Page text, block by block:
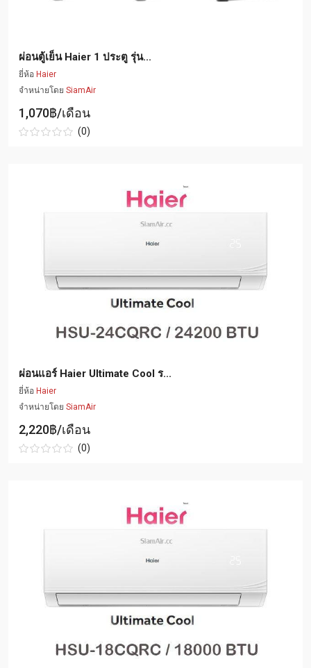
ผ่อนตู้เย็น Haier 1 ประตู รุ่น...
ยี่ห้อ Haier
จำหน่ายโดย SiamAir
1,070฿/เดือน
(0)
ผ่อนแอร์ Haier Ultimate Cool ร...
ยี่ห้อ Haier
จำหน่ายโดย SiamAir
2,220฿/เดือน
(0)